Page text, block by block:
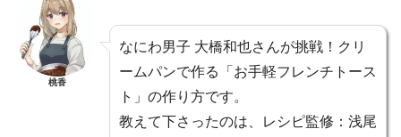
桃香
なにわ男子 大橋和也さんが挑戦！クリ
ームパンで作る「お手軽フレンチトース
ト」の作り方です。
教えて下さったのは、レシピ監修：浅尾